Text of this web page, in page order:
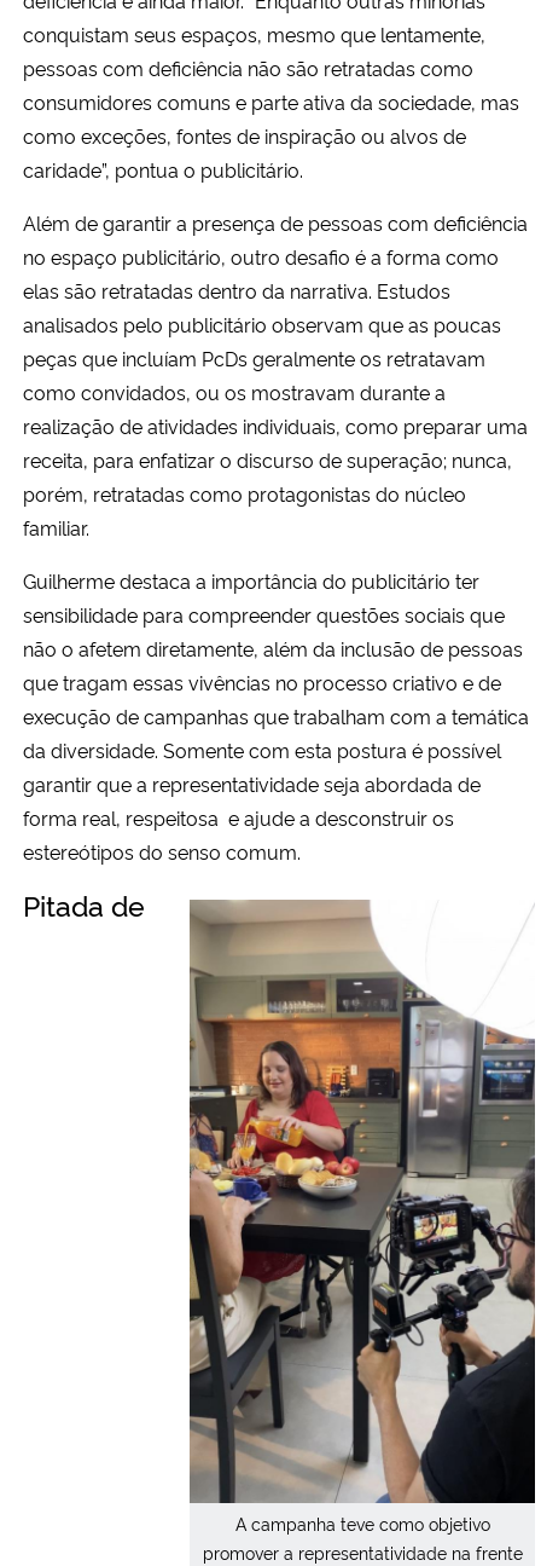
conquistam seus espaços, mesmo que lentamente,
pessoas com deficiência não são retratadas como
consumidores comuns e parte ativa da sociedade, mas
como exceções, fontes de inspiração ou alvos de
caridade”, pontua o publicitário.
Além de garantir a presença de pessoas com deficiência
no espaço publicitário, outro desafio é a forma como
elas são retratadas dentro da narrativa. Estudos
analisados pelo publicitário observam que as poucas
peças que incluíam PcDs geralmente os retratavam
como convidados, ou os mostravam durante a
realização de atividades individuais, como preparar uma
receita, para enfatizar o discurso de superação; nunca,
porém, retratadas como protagonistas do núcleo
familiar.
Guilherme destaca a importância do publicitário ter
sensibilidade para compreender questões sociais que
não o afetem diretamente, além da inclusão de pessoas
que tragam essas vivências no processo criativo e de
execução de campanhas que trabalham com a temática
da diversidade. Somente com esta postura é possível
garantir que a representatividade seja abordada de
forma real, respeitosa e ajude a desconstruir os
estereótipos do senso comum.
A campanha teve como objetivo
promover a representatividade na frente
Pitada de